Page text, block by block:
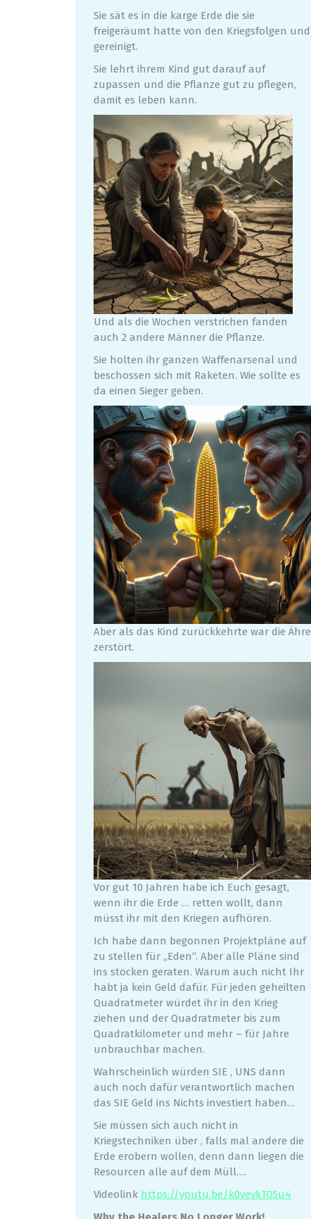
Sie sät es in die karge Erde die sie
freigeräumt hatte von den Kriegsfolgen und
gereinigt.
Sie lehrt ihrem Kind gut darauf auf
zupassen und die Pflanze gut zu pflegen,
damit es leben kann.
Und als die Wochen verstrichen fanden
auch 2 andere Männer die Pflanze.
Sie holten ihr ganzen Waffenarsenal und
beschossen sich mit Raketen. Wie sollte es
da einen Sieger geben.
Aber als das Kind zurückkehrte war die Ähre
zerstört.
Vor gut 10 Jahren habe ich Euch gesagt,
wenn ihr die Erde … retten wollt, dann
müsst ihr mit den Kriegen aufhören.
Ich habe dann begonnen Projektpläne auf
zu stellen für „Eden“. Aber alle Pläne sind
ins stocken geraten. Warum auch nicht Ihr
habt ja kein Geld dafür. Für jeden geheilten
Quadratmeter würdet ihr in den Krieg
ziehen und der Quadratmeter bis zum
Quadratkilometer und mehr – für Jahre
unbrauchbar machen.
Wahrscheinlich würden SIE , UNS dann
auch noch dafür verantwortlich machen
das SIE Geld ins Nichts investiert haben…
Sie müssen sich auch nicht in
Kriegstechniken über , falls mal andere die
Erde erobern wollen, denn dann liegen die
Resourcen alle auf dem Müll….
Videolink https://youtu.be/k0vevkTO5u4